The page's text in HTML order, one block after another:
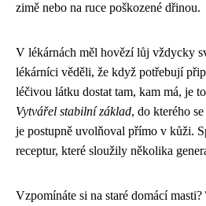
zimě nebo na ruce poškozené dřinou.
V lékárnách měl hovězí lůj vždycky
lékárníci věděli, že když potřebují
léčivou látku dostat tam, kam má, je
Vytvářel stabilní základ, do kterého
je postupně uvolňoval přímo v kůži.
receptur, které sloužily několika
Vzpomínáte si na staré domácí masti?